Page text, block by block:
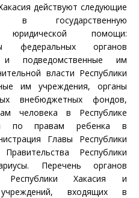
действуют следующие
в государственную
помощи:
федеральных органов
и подведомственные им
власти Республики
им учреждения, органы
внебюджетных фондов,
человека в Республике
по правам ребенка в
Главы Республики
Республики
Перечень органов
Республики Хакасия и
входящих в